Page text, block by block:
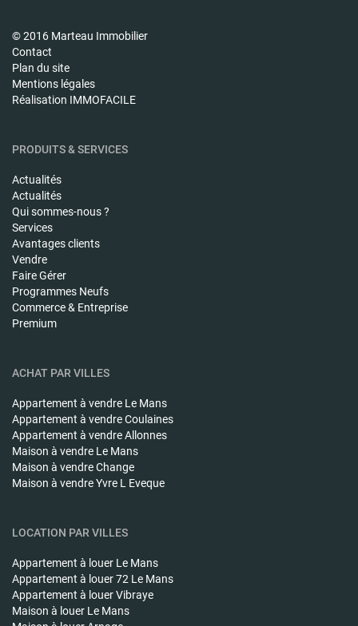
© 2016 Marteau Immobilier
Contact
Plan du site
Mentions légales
Réalisation IMMOFACILE
PRODUITS & SERVICES
Actualités
Actualités
Qui sommes-nous ?
Services
Avantages clients
Vendre
Faire Gérer
Programmes Neufs
Commerce & Entreprise
Premium
ACHAT PAR VILLES
Appartement à vendre Le Mans
Appartement à vendreCoulaines
Appartement à vendreAllonnes
Maison à vendre Le Mans
Maison à vendreChange
Maison à vendreYvre L Eveque
LOCATION PAR VILLES
Appartement à louer Le Mans
Appartement à louer72 Le Mans
Appartement à louerVibraye
Maison à louer Le Mans